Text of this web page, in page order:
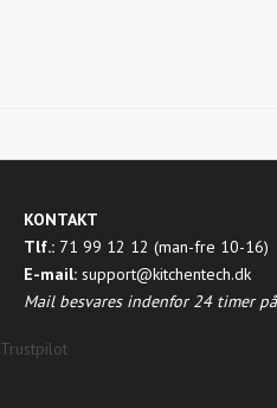
KONTAKT
Tlf.: 71 99 12 12 (man-fre 10-16)
E-mail: support@kitchentech.dk
Mail besvares indenfor 24 timer
Trustpilot